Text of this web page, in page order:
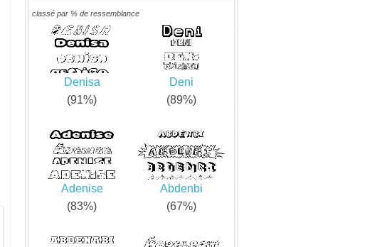
classé par % de ressemblance
Denisa
(91%)
Deni
(89%)
Adenise
(83%)
Abdenbi
(67%)